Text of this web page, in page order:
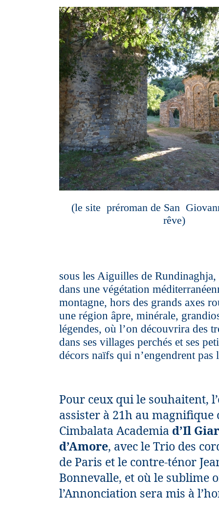
(le site préroman de San
rêve)
sous les Aiguilles de
dans une végétation
montagne, hors des grands axes
une région âpre, minérale,
légendes, où l’on découvrira des
dans ses villages perchés et ses
décors naïfs qui n’engendrent pas
Pour ceux qui le souhaitent,
assister à 21h au magnifique
Cimbalata Academia d’Il
d’Amore, avec le Trio des
de Paris et le contre-ténor
Bonnevalle, et où le sublime
l’Annonciation sera mis à